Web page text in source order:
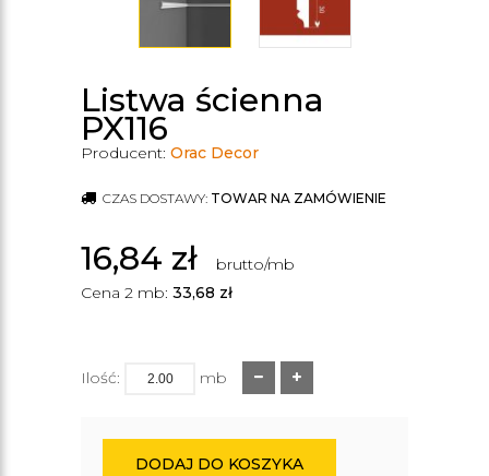
Listwa ścienna
PX116
Producent: Orac Decor
CZAS DOSTAWY: TOWAR NA ZAMÓWIENIE
16,84 zł
brutto/mb
Cena 2 mb: 33,68 zł
Ilość: mb
DODAJ DO KOSZYKA